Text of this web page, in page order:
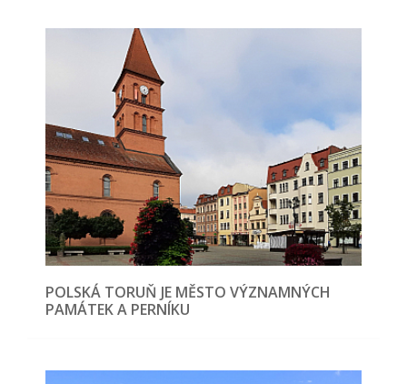
POLSKÁ TORUŇ JE MĚSTO VÝZNAMNÝCH
PAMÁTEK A PERNÍKU